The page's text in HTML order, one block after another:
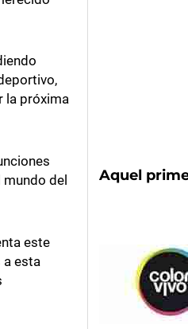
la próxima
del
este
esta
Aquel